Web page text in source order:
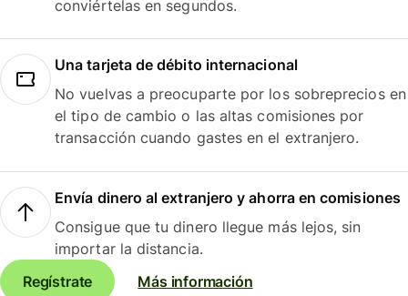
conviértelas en segundos.
Una tarjeta de débito internacional
No vuelvas a preocuparte por los sobreprecios en
el tipo de cambio o las altas comisiones por
transacción cuando gastes en el extranjero.
Envía dinero al extranjero y ahorra en comisiones
Consigue que tu dinero llegue más lejos, sin
importar la distancia.
Regístrate
Más información